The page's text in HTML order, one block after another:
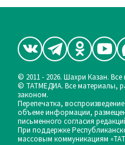
© 2011 - 2026. Шахри Казан.
© ТАТМЕДИА. Все материалы,
законом.
Перепечатка,
объеме информации,
письменного согласия
При поддержке
массовым коммуникациям